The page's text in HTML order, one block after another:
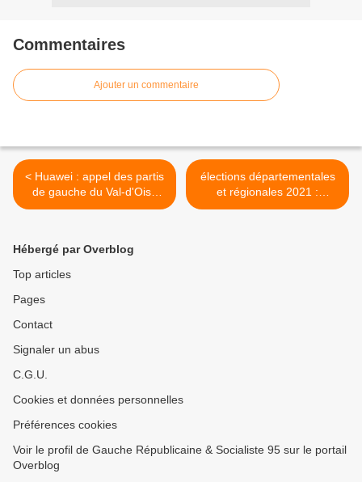
Commentaires
Ajouter un commentaire
< Huawei : appel des partis
de gauche du Val-d'Oise
sur l'exploitation des
élections départementales
et régionales 2021 :
déclaration du Collectif
Hébergé par Overblog
Top articles
Pages
Contact
Signaler un abus
C.G.U.
Cookies et données personnelles
Préférences cookies
Voir le profil de Gauche Républicaine & Socialiste 95 sur le portail
Overblog